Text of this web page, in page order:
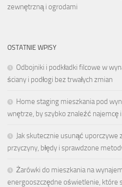
zewnętrzną i ogrodami
OSTATNIE WPISY
Odbojniki i podkładki filcowe w
ściany i podłogi bez trwałych zmian
Home staging mieszkania pod
wnętrze, by szybko znaleźć najemcę
Jak skutecznie usunąć uporczywe
przyczyny, błędy i sprawdzone
Żarówki do mieszkania na
energooszczędne oświetlenie, które